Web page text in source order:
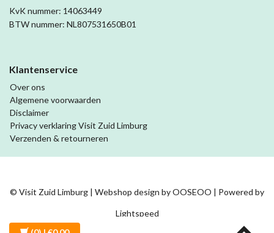
KvK nummer: 14063449
BTW nummer: NL807531650B01
Klantenservice
Over ons
Algemene voorwaarden
Disclaimer
Privacy verklaring Visit Zuid Limburg
Verzenden & retourneren
© Visit Zuid Limburg | Webshop design byOOSEOO | Powered by
Lightspeed